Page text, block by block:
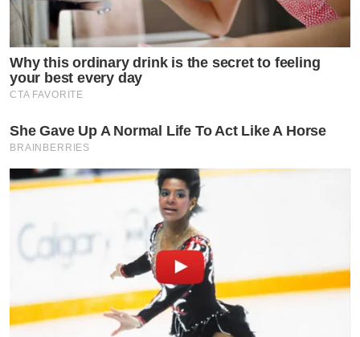
Why this ordinary drink is the secret to feeling
your best every day
CTA FAVORITE
She Gave Up A Normal Life To Act Like A Horse
BRAINBERRIES